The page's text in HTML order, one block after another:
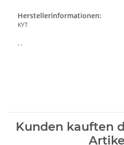
Herstellerinformationen:
KYT
, ,
Kunden kauften